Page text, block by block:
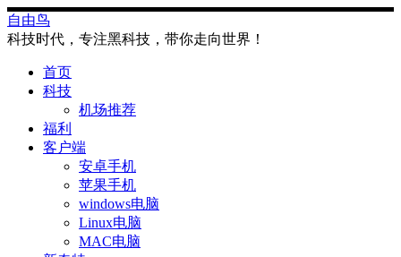
Skip
to
content
自由鸟
科技时代，专注黑科技，带你走向世界！
首页
科技
机场推荐
福利
客户端
安卓手机
苹果手机
windows电脑
Linux电脑
MAC电脑